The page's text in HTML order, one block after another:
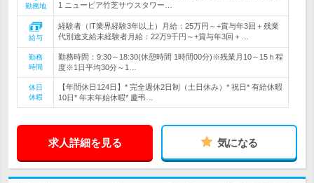
勤務地
1 ニューピア竹芝サウスタワー…
給与
経験者（IT業界経験3年以上）月給：25万円～+賞与年3回＋残業
代別途支給未経験者月給：22万9千円～+賞与年3回＋…
勤務
時間
勤務時間：9:30～18:30(休憩時間 1時間00分)※残業月10～15ｈ程
度※1日平均30分～1…
休日
休暇
【年間休日124日】* 完全週休2日制（土日休み）* 祝日* 有給休暇
10日* 年末年始休暇* 慶弔…
求人詳細を見る 気になる